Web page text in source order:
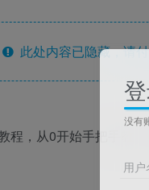
此处内容已隐藏，请
没有
用